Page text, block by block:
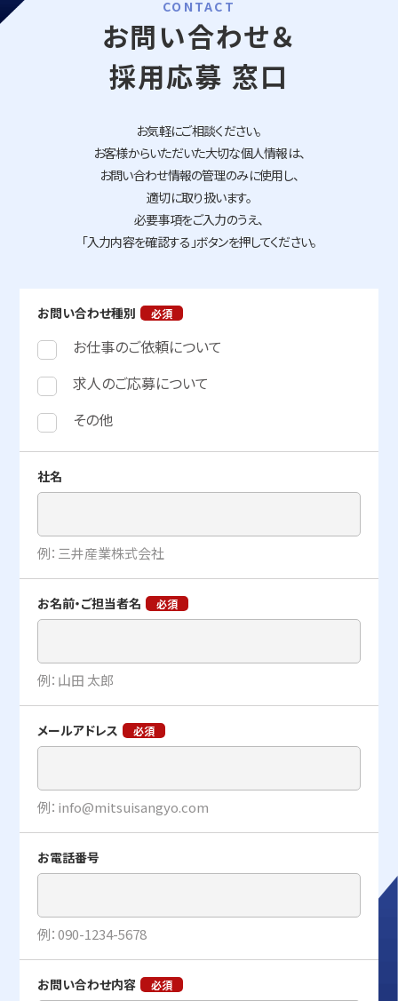
CONTACT
お問い合わせ＆
採用応募 窓口
お気軽にご相談ください。
お客様からいただいた大切な個人情報は、
お問い合わせ情報の管理のみに使用し、
適切に取り扱います。
必要事項をご入力のうえ、
「入力内容を確認する」ボタンを押してください。
お問い合わせ種別
お仕事のご依頼について
求人のご応募について
その他
社名
例：三井産業株式会社
お名前・ご担当者名
例：山田 太郎
メールアドレス
例：info@mitsuisangyo.com
お電話番号
例：090-1234-5678
お問い合わせ内容